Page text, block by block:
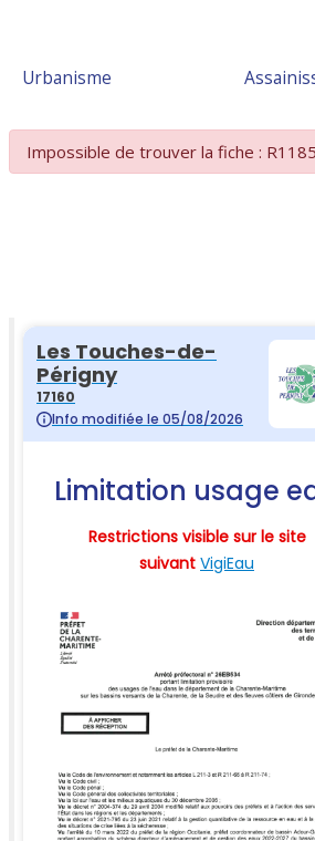
Urbanisme
Impossible de trouver la fiche :